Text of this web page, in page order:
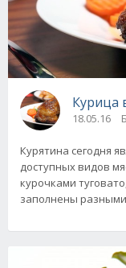
Курица
18.05.16
Курятина сегодня
доступных видов
курочками
заполнены